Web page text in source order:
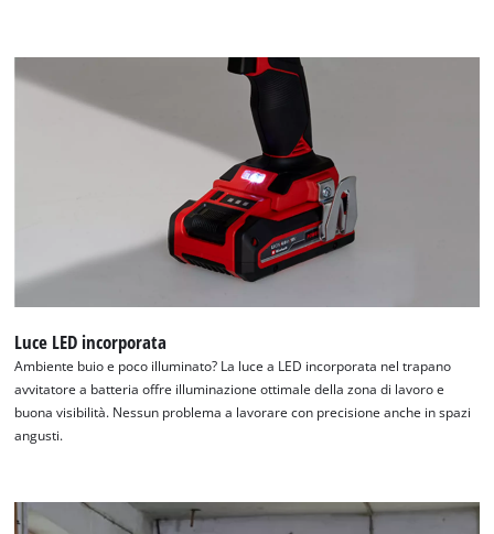
Luce LED incorporata
Ambiente buio e poco illuminato? La luce a LED incorporata nel trapano
avvitatore a batteria offre illuminazione ottimale della zona di lavoro e
buona visibilità. Nessun problema a lavorare con precisione anche in spazi
angusti.